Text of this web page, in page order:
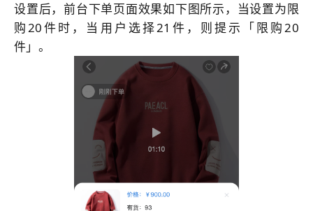
设置后，前台下单页面效果如下图所示，当设置为限
购20件时，当用户选择21件，则提示「限购20
件」。